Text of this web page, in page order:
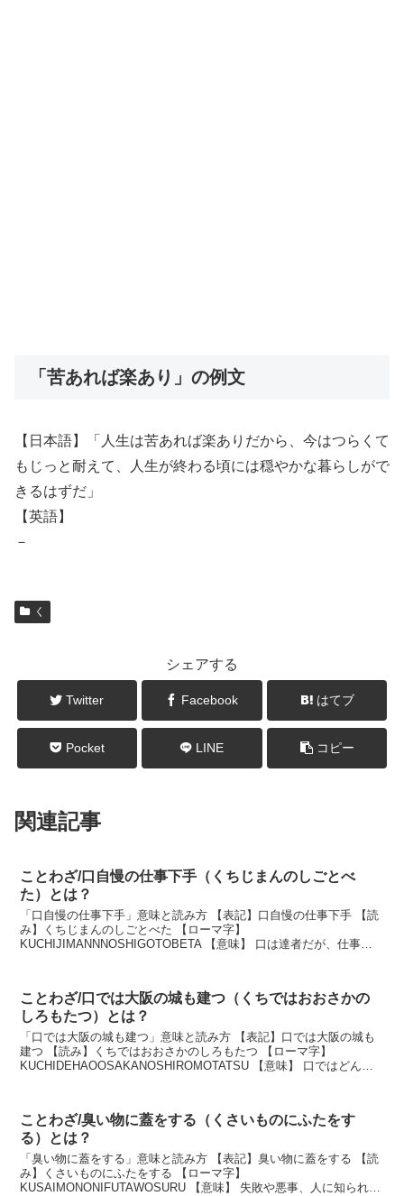
「苦あれば楽あり」の例文
【日本語】「人生は苦あれば楽ありだから、今はつらくて
もじっと耐えて、人生が終わる頃には穏やかな暮らしがで
きるはずだ」
【英語】
－
く
シェアする
Twitter Facebook はてブ
Pocket LINE コピー
関連記事
ことわざ/口自慢の仕事下手（くちじまんのしごとべ
た）とは？
「口自慢の仕事下手」意味と読み方 【表記】口自慢の仕事下手 【読
み】くちじまんのしごとべた 【ローマ字】
KUCHIJIMANNNOSHIGOTOBETA 【意味】 口は達者だが、仕事は
ことわざ/口では大阪の城も建つ（くちではおおさかの
しろもたつ）とは？
「口では大阪の城も建つ」意味と読み方 【表記】口では大阪の城も
建つ 【読み】くちではおおさかのしろもたつ 【ローマ字】
KUCHIDEHAOOSAKANOSHIROMOTATSU 【意味】 口ではどんな
ことわざ/臭い物に蓋をする（くさいものにふたをす
る）とは？
「臭い物に蓋をする」意味と読み方 【表記】臭い物に蓋をする 【読
み】くさいものにふたをする 【ローマ字】
KUSAIMONONIFUTAWOSURU 【意味】 失敗や悪事、人に知られた